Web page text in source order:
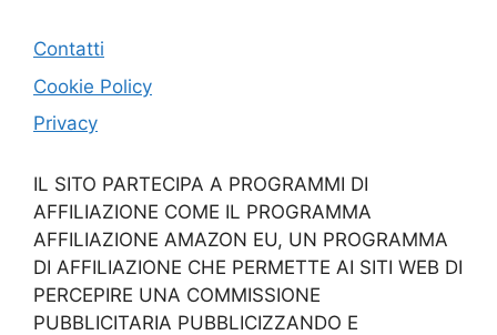
Contatti
Cookie Policy
Privacy
IL SITO PARTECIPA A PROGRAMMI DI
AFFILIAZIONE COME IL PROGRAMMA
AFFILIAZIONE AMAZON EU, UN PROGRAMMA
DI AFFILIAZIONE CHE PERMETTE AI SITI WEB DI
PERCEPIRE UNA COMMISSIONE
PUBBLICITARIA PUBBLICIZZANDO E